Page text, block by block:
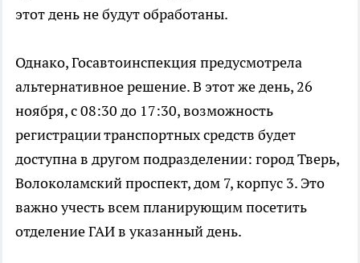
этот день не будут обработаны.
Однако, Госавтоинспекция предусмотрела
альтернативное решение. В этот же день, 26
ноября, с 08:30 до 17:30, возможность
регистрации транспортных средств будет
доступна в другом подразделении: город Тверь,
Волоколамский проспект, дом 7, корпус 3. Это
важно учесть всем планирующим посетить
отделение ГАИ в указанный день.